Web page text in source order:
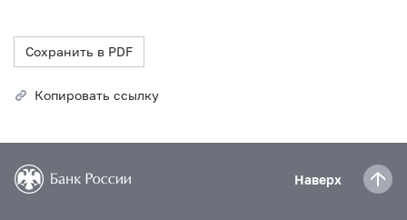
Сохранить в PDF
Копировать ссылку
Наверх